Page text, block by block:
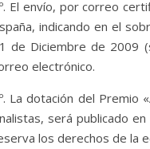
El envío, por correo
indicando en el
de Diciembre de 2009
electrónico.
La dotación del Premio
será publicado en
los derechos de la